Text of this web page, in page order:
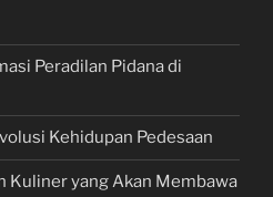
Peradilan Pidana di
Kehidupan Pedesaan
Kuliner yang Akan Membawa